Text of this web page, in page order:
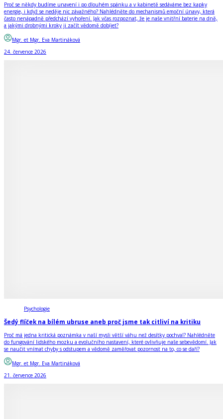
Proč se někdy budíme unavení i po dlouhém spánku a v kabinetě sedáváme bez kapky
energie, i když se neděje nic závažného? Nahlédněte do mechanismů emoční únavy, která
často nenápadně předchází vyhoření. Jak včas rozpoznat, že je naše vnitřní baterie na dně,
a jakými drobnými kroky ji začít vědomě dobíjet?
Mgr. et Mgr. Eva Martináková
24. července 2026
Psychologie
Šedý flíček na bílém ubruse aneb proč jsme tak citliví na kritiku
Proč má jedna kritická poznámka v naší mysli větší váhu než desítky pochval? Nahlédněte
do fungování lidského mozku a evolučního nastavení, které ovlivňuje naše sebevědomí. Jak
se naučit vnímat chyby s odstupem a vědomě zaměřovat pozornost na to, co se daří?
Mgr. et Mgr. Eva Martináková
21. července 2026